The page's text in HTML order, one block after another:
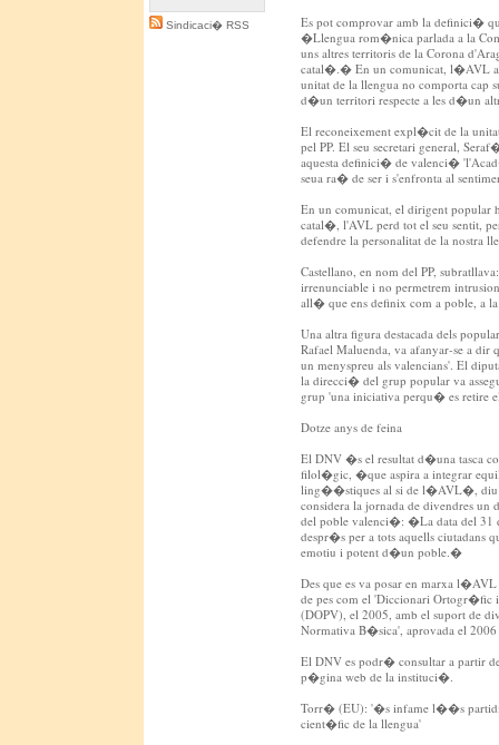
Sindicaci� RSS
Es pot comprovar amb la definici�
�Llengua rom�nica parlada a la
uns altres territoris de la Corona
catal�.� En un comunicat, l�AVL
unitat de la llengua no comporta
d�un territori respecte a les d�un
El reconeixement expl�cit de la
pel PP. El seu secretari general,
aquesta definici� de valenci�
seua ra� de ser i s'enfronta al
En un comunicat, el dirigent
catal�, l'AVL perd tot el seu sentit,
defendre la personalitat de la nostra
Castellano, en nom del PP,
irrenunciable i no permetrem
all� que ens definix com a poble, a
Una altra figura destacada dels
Rafael Maluenda, va afanyar-se a
un menyspreu als valencians'. El
la direcci� del grup popular va
grup 'una iniciativa perqu� es retire
Dotze anys de feina
El DNV �s el resultat d�una tasca
filol�gic, �que aspira a integrar
ling��stiques al si de l�AVL�,
considera la jornada de divendres
del poble valenci�: �La data del 31
despr�s per a tots aquells ciutadans
emotiu i potent d�un poble.�
Des que es va posar en marxa
de pes com el 'Diccionari
(DOPV), el 2005, amb el suport de
Normativa B�sica', aprovada el
El DNV es podr� consultar a partir
p�gina web de la instituci�.
Torr� (EU): '�s infame l��s
cient�fic de la llengua'